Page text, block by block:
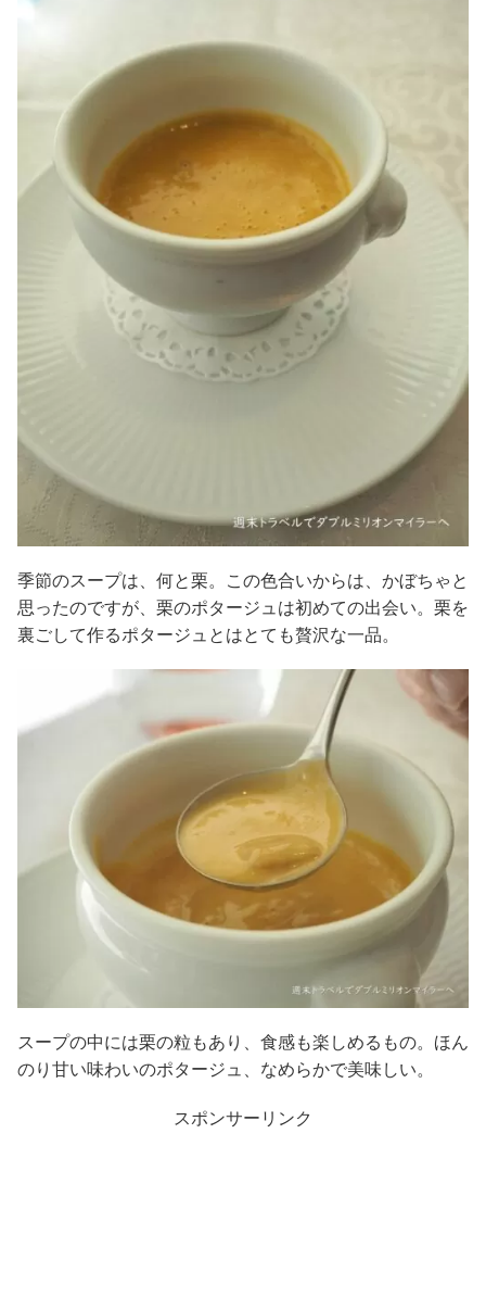
季節のスープは、何と栗。この色合いからは、かぼちゃと
思ったのですが、栗のポタージュは初めての出会い。栗を
裏ごして作るポタージュとはとても贅沢な一品。
スープの中には栗の粒もあり、食感も楽しめるもの。ほん
のり甘い味わいのポタージュ、なめらかで美味しい。
スポンサーリンク